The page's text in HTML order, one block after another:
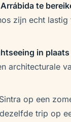
te
zijn echt
in
architecturale
op een
trip op